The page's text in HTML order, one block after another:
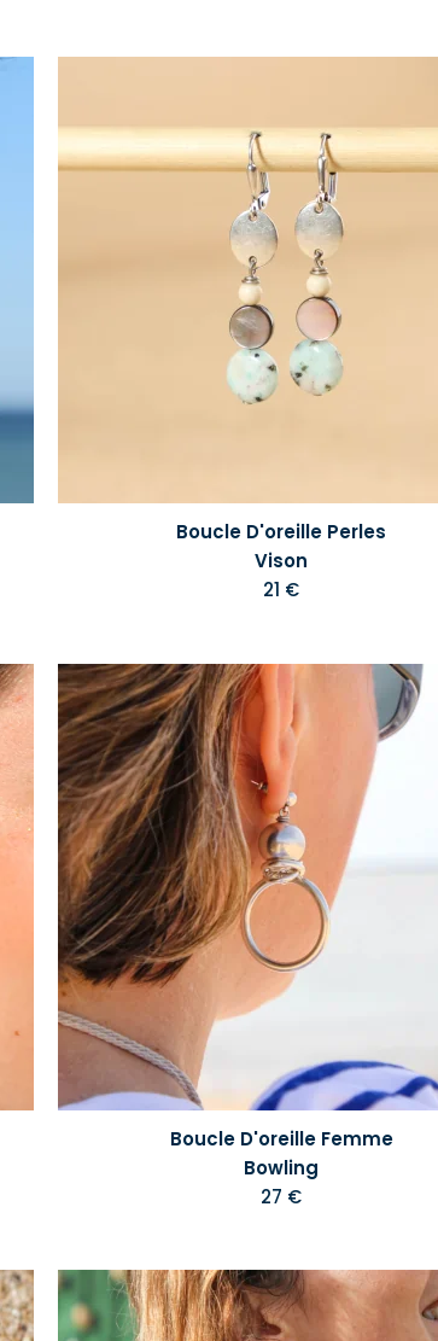
Boucle D'oreille Perles
Vison
21 €
Boucle D'oreille Femme
Bowling
27 €